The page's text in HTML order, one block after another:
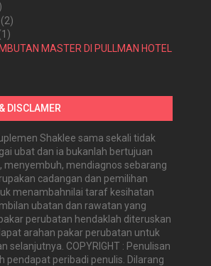
(2)
MASTER DI PULLMAN HOTEL
DISCLAMER
Shaklee sama sekali tidak
ubat dan ia bukanlah bertujuan
menyembuh, mendiagnos sebarang
cadangan dan pemilihan
menambahnilai taraf kesihatan
ubatan dan rawatan yang
perubatan hendaklah diteruskan
arahan pakar perubatan untuk
selanjutnya. COPYRIGHT : Penulisan
pendapat peribadi penulis. Dilarang